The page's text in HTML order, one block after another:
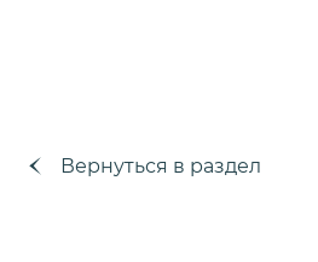
Вернуться в раздел